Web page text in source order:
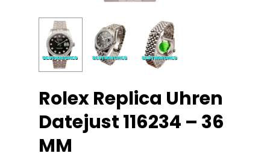
Rolex Replica Uhren
Datejust 116234 – 36
MM